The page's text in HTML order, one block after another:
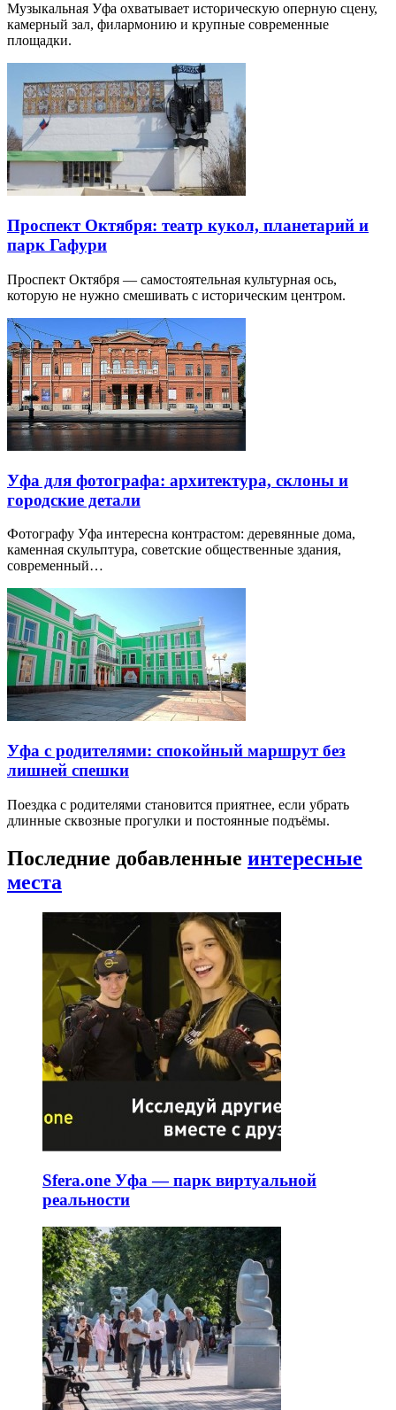
Музыкальная Уфа охватывает историческую оперную сцену,
камерный зал, филармонию и крупные современные
площадки.
Проспект Октября: театр кукол, планетарий и
парк Гафури
Проспект Октября — самостоятельная культурная ось,
которую не нужно смешивать с историческим центром.
Уфа для фотографа: архитектура, склоны и
городские детали
Фотографу Уфа интересна контрастом: деревянные дома,
каменная скульптура, советские общественные здания,
современный…
Уфа с родителями: спокойный маршрут без
лишней спешки
Поездка с родителями становится приятнее, если убрать
длинные сквозные прогулки и постоянные подъёмы.
Последние добавленные интересные
места
Sfera.one Уфа — парк виртуальной
реальности